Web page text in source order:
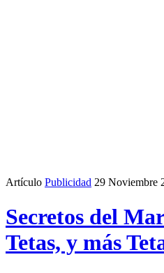
Artículo Publicidad 29 Noviembre
Secretos del
Tetas, y más